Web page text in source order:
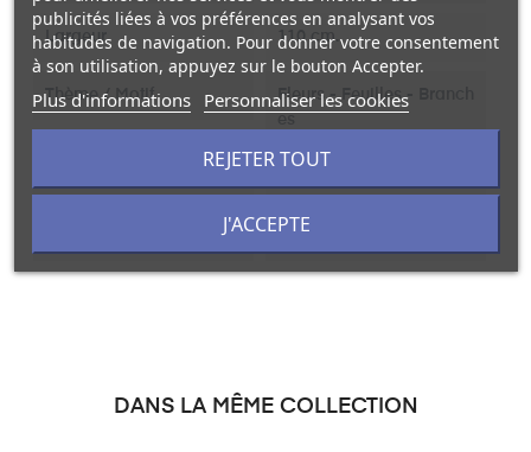
Largeur 110 cm.
Thème / Motif
Fleurs - Feuilles - Branch
Au mètre linéaire
DANS LA MÊME COLLECTION
publicités liées à vos préférences en analysant vos
habitudes de navigation. Pour donner votre consentement
à son utilisation, appuyez sur le bouton Accepter.
Plus d'informations Personnaliser les cookies
REJETER TOUT
J'ACCEPTE